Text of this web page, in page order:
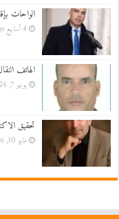
الواحات
4 أسابيع ago
الهاتف
يونيو 7, 2026
تحقيق
مايو 30, 2026